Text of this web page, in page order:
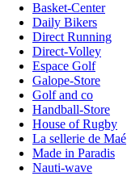
Basket-Center
Daily Bikers
Direct Running
Direct-Volley
Espace Golf
Galope-Store
Golf and co
Handball-Store
House of Rugby
La sellerie de Maé
Made in Paradis
Nauti-wave